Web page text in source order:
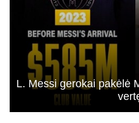
L. Messi gerokai pakėlė